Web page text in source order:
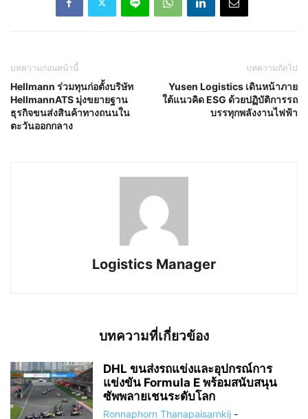
บทความก่อนหน้านี้
Hellmann ร่วมทุนก่อตั้งบริษัท
HellmannATS มุ่งขยายฐาน
ธุรกิจขนส่งสินค้าทางถนนใน
ตะวันออกกลาง
บทความถัดไป
Yusen Logistics เดินหน้าภาย
ใต้แนวคิด ESG ด้วยปฏิบัติการรถ
บรรทุกพลังงานไฟฟ้า
Logistics Manager
บทความที่เกี่ยวข้อง
DHL ขนส่งรถแข่งและอุปกรณ์การ
แข่งขัน Formula E พร้อมสนับสนุน
ซัพพลายเชนระดับโลก
Ronnaphorn Thanapaisarnkij -